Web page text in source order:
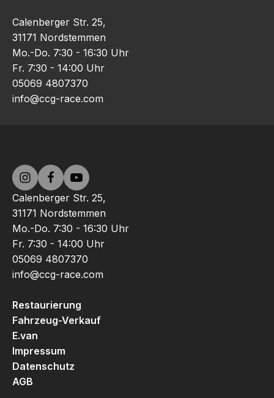
Calenberger Str. 25,
31171 Nordstemmen
Mo.-Do. 7:30 - 16:30 Uhr
Fr. 7:30 - 14:00 Uhr
05069 4807370
info@ccg-race.com
Calenberger Str. 25,
31171 Nordstemmen
Mo.-Do. 7:30 - 16:30 Uhr
Fr. 7:30 - 14:00 Uhr
05069 4807370
info@ccg-race.com
Restaurierung
Fahrzeug-Verkauf
E.van
Impressum
Datenschutz
AGB